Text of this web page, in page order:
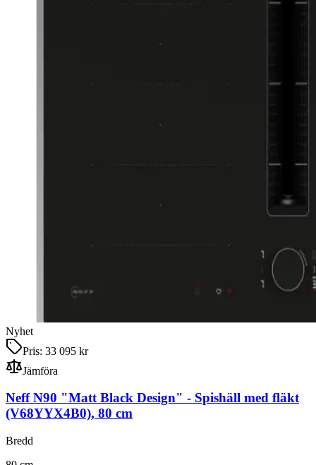
Nyhet
Pris: 33 095 kr
Jämföra
Neff N90 "Matt Black Design" - Spishäll med fläkt
(V68YYX4B0), 80 cm
Bredd